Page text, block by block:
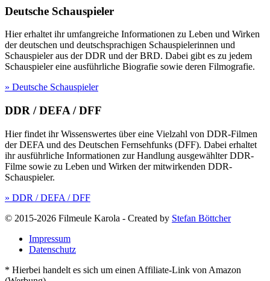
Deutsche Schauspieler
Hier erhaltet ihr umfangreiche Informationen zu Leben und Wirken
der deutschen und deutschsprachigen Schauspielerinnen und
Schauspieler aus der DDR und der BRD. Dabei gibt es zu jedem
Schauspieler eine ausführliche Biografie sowie deren Filmografie.
» Deutsche Schauspieler
DDR / DEFA / DFF
Hier findet ihr Wissenswertes über eine Vielzahl von DDR-Filmen
der DEFA und des Deutschen Fernsehfunks (DFF). Dabei erhaltet
ihr ausführliche Informationen zur Handlung ausgewählter DDR-
Filme sowie zu Leben und Wirken der mitwirkenden DDR-
Schauspieler.
» DDR / DEFA / DFF
© 2015-2026 Filmeule Karola - Created by Stefan Böttcher
Impressum
Datenschutz
* Hierbei handelt es sich um einen Affiliate-Link von Amazon